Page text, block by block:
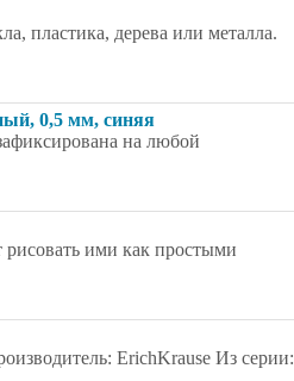
пластика, дерева или металла.
0,5 мм, синяя
на любой
рисовать ими как простыми
ErichKrause Из серии: